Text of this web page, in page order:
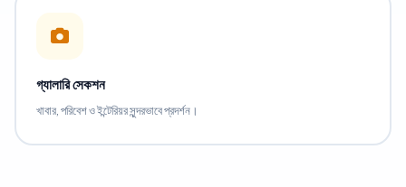
গ্যালারি সেকশন
খাবার, পরিবেশ ও ইন্টেরিয়র সুন্দরভাবে প্রদর্শন।